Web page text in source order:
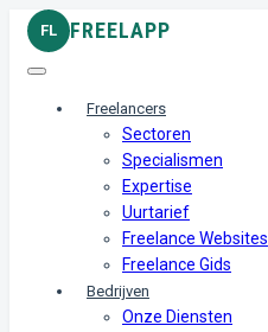
FL FREELAPP
Freelancers
Sectoren
Specialismen
Expertise
Uurtarief
Freelance Websites
Freelance Gids
Bedrijven
Onze Diensten